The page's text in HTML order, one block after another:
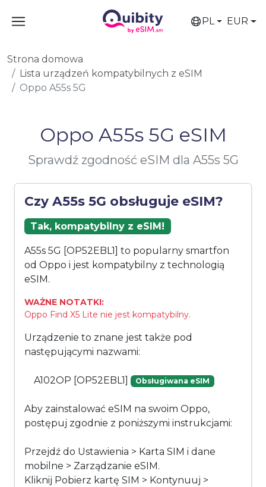
PL EUR
Strona domowa
Lista urządzeń kompatybilnych z eSIM
Oppo A55s 5G
Oppo A55s 5G eSIM
Sprawdź zgodność eSIM dla A55s 5G
Czy A55s 5G obsługuje eSIM?
Tak, kompatybilny z eSIM!
A55s 5G [OP52EBL1] to popularny smartfon
od Oppo i jest kompatybilny z technologią
eSIM.
WAŻNE NOTATKI:
Oppo Find X5 Lite nie jest kompatybilny.
Urządzenie to znane jest także pod
następującymi nazwami:
A102OP [OP52EBL1] Obsługiwana eSIM
Aby zainstalować eSIM na swoim Oppo,
postępuj zgodnie z poniższymi instrukcjami:
Przejdź do Ustawienia > Karta SIM i dane
mobilne > Zarządzanie eSIM.
Kliknij Pobierz kartę SIM > Kontynuuj >